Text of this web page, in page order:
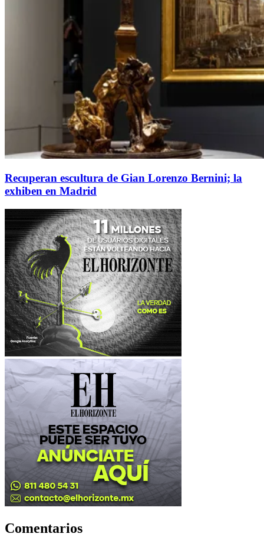
Recuperan escultura de Gian Lorenzo Bernini; la
exhiben en Madrid
Comentarios